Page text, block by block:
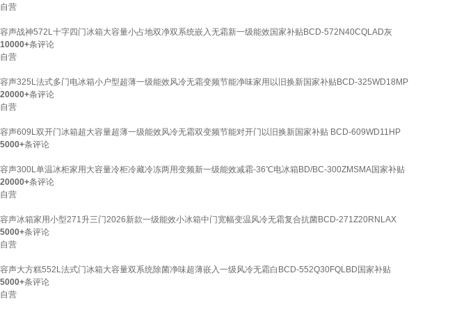
自营
容声战神572L十字四门冰箱大容量小占地双净双系统嵌入无霜新一级能效国家补贴BCD-572N40CQLAD灰
10000+条评论
自营
容声325L法式多门电冰箱小户型超薄一级能效风冷无霜变频节能净味家用以旧换新国家补贴BCD-325WD18MP
20000+条评论
自营
容声609L双开门冰箱超大容量超薄一级能效风冷无霜双变频节能对开门以旧换新国家补贴 BCD-609WD11HP
5000+条评论
容声300L单温冰柜家用大容量冷柜冷藏冷冻两用变频新一级能效减霜-36℃电冰箱BD/BC-300ZMSMA国家补贴
20000+条评论
自营
容声冰箱家用小型271升三门2026新款一级能效小冰箱中门宽幅变温风冷无霜复合抗菌BCD-271Z20RNLAX
5000+条评论
自营
容声大方糕552L法式门冰箱大容量双系统除菌净味超薄嵌入一级风冷无霜白BCD-552Q30FQLBD国家补贴
5000+条评论
自营